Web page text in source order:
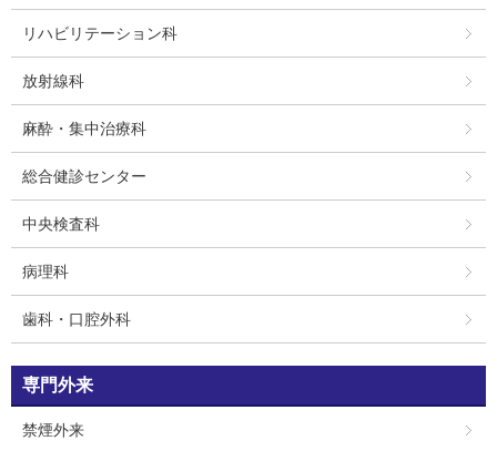
リハビリテーション科
放射線科
麻酔・集中治療科
総合健診センター
中央検査科
病理科
歯科・口腔外科
専門外来
禁煙外来